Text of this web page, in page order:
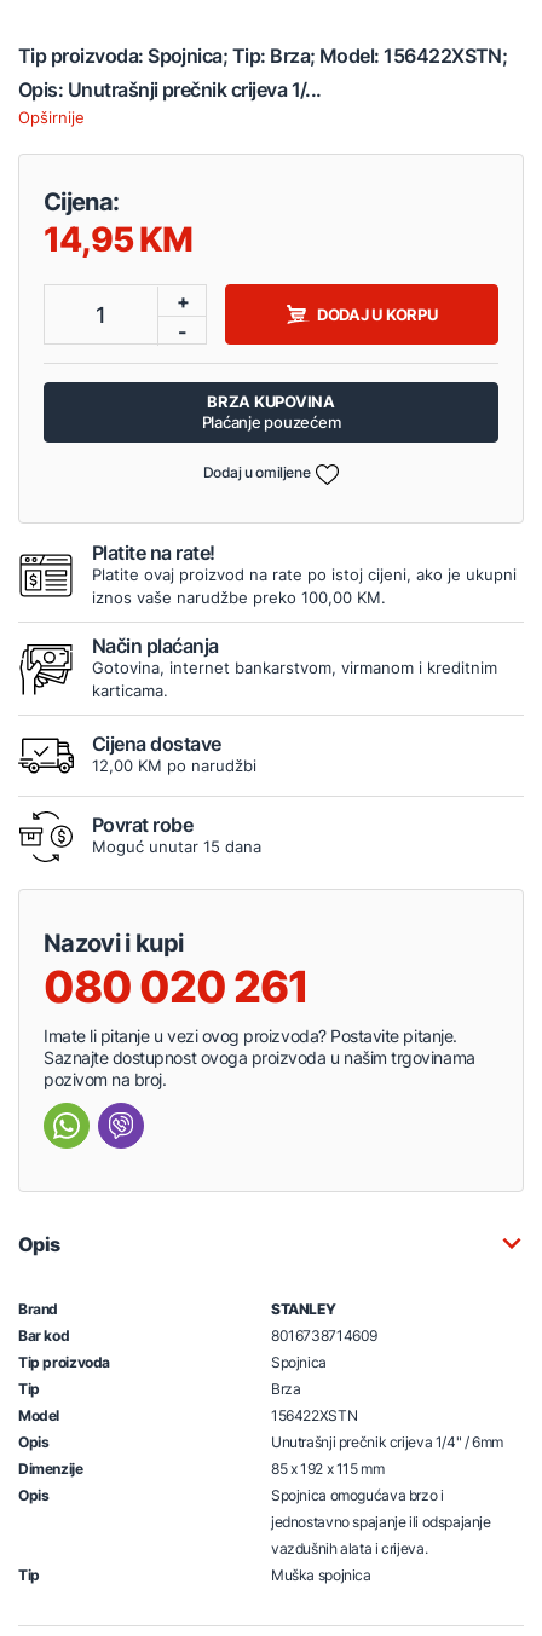
Tip proizvoda: Spojnica; Tip: Brza; Model: 156422XSTN;
Opis: Unutrašnji prečnik crijeva 1/...
Opširnije
Cijena:
14,95
1
+
-
DODAJ U KORPU
BRZA KUPOVINA
Plaćanje pouzećem
Dodaj u omiljene
Platite na rate!
Platite ovaj proizvod na rate po istoj cijeni, ako je ukupni
iznos vaše narudžbe preko 100,00 KM.
Način plaćanja
Gotovina, internet bankarstvom, virmanom i kreditnim
karticama.
Cijena dostave
12,00 KM po narudžbi
Povrat robe
Moguć unutar 15 dana
Nazovi i kupi
080 020 261
Imate li pitanje u vezi ovog proizvoda? Postavite pitanje.
Saznajte dostupnost ovoga proizvoda u našim trgovinama
pozivom na broj.
Opis
Brand
STANLEY
Bar kod
8016738714609
Tip proizvoda
Spojnica
Tip
Brza
Model
156422XSTN
Opis
Unutrašnji prečnik crijeva 1/4" / 6mm
Dimenzije
85 x 192 x 115 mm
Opis
Spojnica omogućava brzo i
jednostavno spajanje ili odspajanje
vazdušnih alata i crijeva.
Tip
Muška spojnica